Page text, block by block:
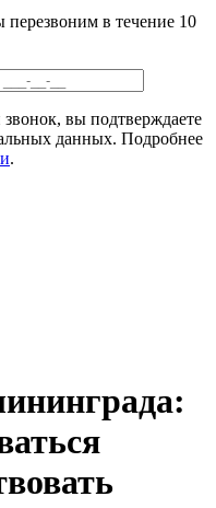
в течение 10
вы подтверждаете
данных. Подробнее
.